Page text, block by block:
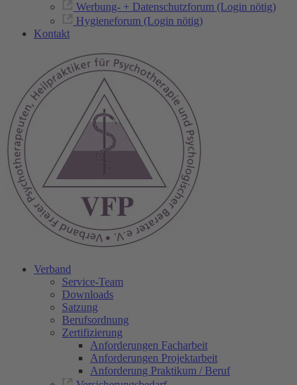
Werbung- + Datenschutzforum (Login nötig)
Hygieneforum (Login nötig)
Kontakt
Verband
Service-Team
Downloads
Satzung
Berufsordnung
Zertifizierung
Anforderungen Facharbeit
Anforderungen Projektarbeit
Anforderung Praktikum / Beruf